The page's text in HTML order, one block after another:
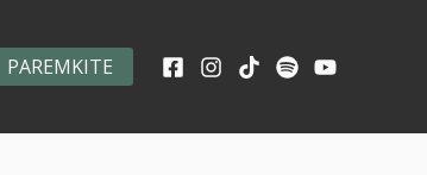
PAREMKITE